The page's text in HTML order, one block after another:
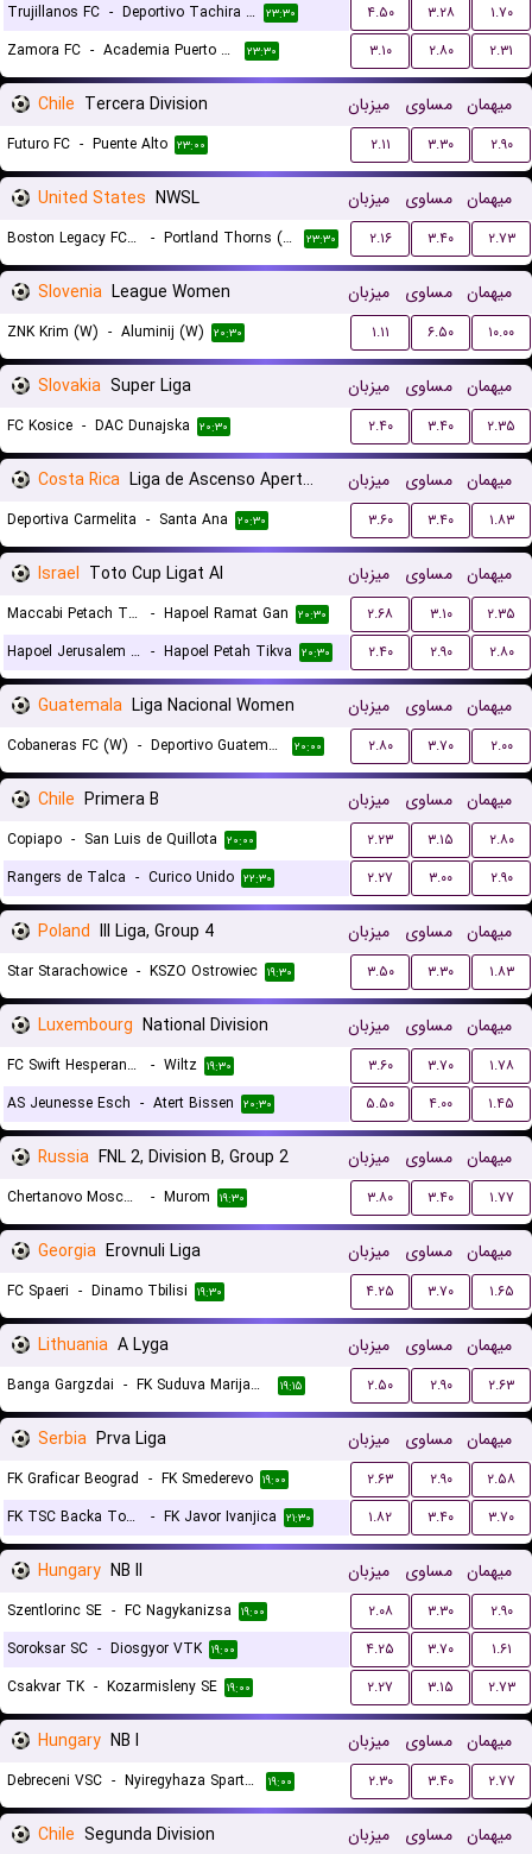
Trujillanos FC - Deportivo Tachira FC ۲۳:۳۰ ۴.۵۰ ۳.۲۸
۱.۷۰
Zamora FC - Academia Puerto Cabello ۲۳:۳۰ ۳.۱۰ ۲.۸۰ ۲.۳۱
Chile Tercera Division میزبان مساوی میهمان
Futuro FC - Puente Alto ۲۳:۰۰ ۲.۱۱ ۳.۳۰ ۲.۹۰
United States NWSL میزبان مساوی میهمان
Boston Legacy FC (W) - Portland Thorns (W) ۲۳:۳۰ ۲.۱۶ ۳.۴۰ ۲.۷۳
Slovenia League Women میزبان مساوی میهمان
ZNK Krim (W) - Aluminij (W) ۲۰:۳۰ ۱.۱۱ ۶.۵۰ ۱۰.۰۰
Slovakia Super Liga میزبان مساوی میهمان
FC Kosice - DAC Dunajska ۲۰:۳۰ ۲.۴۰ ۳.۴۰ ۲.۳۵
Costa Rica Liga de Ascenso Apertura gr. B میزبان مساوی میهمان
Deportiva Carmelita - Santa Ana ۲۰:۳۰ ۳.۶۰ ۳.۴۰ ۱.۸۳
Israel Toto Cup Ligat Al میزبان مساوی میهمان
Maccabi Petach Tikva - Hapoel Ramat Gan ۲۰:۳۰ ۲.۶۸ ۳.۱۰
۲.۳۵
Hapoel Jerusalem FC - Hapoel Petah Tikva ۲۰:۳۰ ۲.۴۰ ۲.۹۰ ۲.۸۰
Guatemala Liga Nacional Women میزبان مساوی میهمان
Cobaneras FC (W) - Deportivo Guatemala (W) ۲۰:۰۰ ۲.۸۰ ۳.۷۰ ۲.۰۰
Chile Primera B میزبان مساوی میهمان
Copiapo - San Luis de Quillota ۲۰:۰۰ ۲.۲۳ ۳.۱۵
۲.۸۰
Rangers de Talca - Curico Unido ۲۲:۳۰ ۲.۲۷ ۳.۰۰ ۲.۹۰
Poland III Liga, Group 4 میزبان مساوی میهمان
Star Starachowice - KSZO Ostrowiec ۱۹:۳۰ ۳.۵۰ ۳.۳۰ ۱.۸۳
Luxembourg National Division میزبان مساوی میهمان
FC Swift Hesperange - Wiltz ۱۹:۳۰ ۳.۶۰ ۳.۷۰
۱.۷۸
AS Jeunesse Esch - Atert Bissen ۲۰:۳۰ ۵.۵۰ ۴.۰۰ ۱.۴۵
Russia FNL 2, Division B, Group 2 میزبان مساوی میهمان
Chertanovo Moscow - Murom ۱۹:۳۰ ۳.۸۰ ۳.۴۰ ۱.۷۷
Georgia Erovnuli Liga میزبان مساوی میهمان
FC Spaeri - Dinamo Tbilisi ۱۹:۳۰ ۴.۲۵ ۳.۷۰ ۱.۶۵
Lithuania A Lyga میزبان مساوی میهمان
Banga Gargzdai - FK Suduva Marijampole ۱۹:۱۵ ۲.۵۰ ۲.۹۰ ۲.۶۳
Serbia Prva Liga میزبان مساوی میهمان
FK Graficar Beograd - FK Smederevo ۱۹:۰۰ ۲.۶۳ ۲.۹۰
۲.۵۸
FK TSC Backa Topola
- FK Javor Ivanjica ۲۱:۳۰ ۱.۸۲ ۳.۴۰ ۳.۷۰
Hungary NB II میزبان مساوی میهمان
Szentlorinc SE - FC Nagykanizsa ۱۹:۰۰ ۲.۰۸ ۳.۳۰
۲.۹۰
Soroksar SC - Diosgyor VTK ۱۹:۰۰ ۴.۲۵ ۳.۷۰
۱.۶۱
Csakvar TK - Kozarmisleny SE ۱۹:۰۰ ۲.۲۷ ۳.۱۵ ۲.۷۳
Hungary NB I میزبان مساوی میهمان
Debreceni VSC - Nyiregyhaza Spartacus FC ۱۹:۰۰ ۲.۳۰ ۳.۴۰ ۲.۷۷
Chile Segunda Division میزبان مساوی میهمان